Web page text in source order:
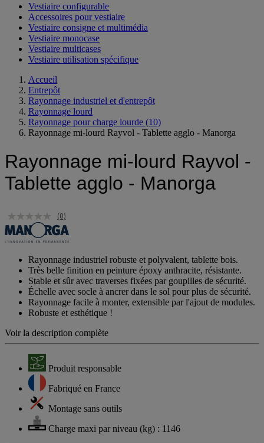
Vestiaire configurable
Accessoires pour vestiaire
Vestiaire consigne et multimédia
Vestiaire monocase
Vestiaire multicases
Vestiaire utilisation spécifique
Accueil
Entrepôt
Rayonnage industriel et d'entrepôt
Rayonnage lourd
Rayonnage pour charge lourde (10)
Rayonnage mi-lourd Rayvol - Tablette agglo - Manorga
Rayonnage mi-lourd Rayvol -
Tablette agglo - Manorga
(0)
Rayonnage industriel robuste et polyvalent, tablette bois.
Très belle finition en peinture époxy anthracite, résistante.
Stable et sûr avec traverses fixées par goupilles de sécurité.
Échelle avec socle à ancrer dans le sol pour plus de sécurité.
Rayonnage facile à monter, extensible par l'ajout de modules.
Robuste et esthétique !
Voir la description complète
Produit responsable
Fabriqué en France
Montage sans outils
Charge maxi par niveau (kg) : 1146